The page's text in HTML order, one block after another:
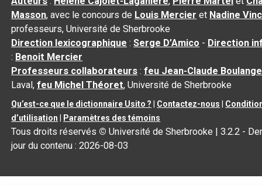
Masson, avec le concours de Louis Mercier et Nadine
professeurs, Université de Sherbrooke
Direction lexicographique :Serge D’Amico - Direction
: Benoit Mercier
Professeurs collaborateurs :feu Jean-Claude
Laval,feu Michel Théoret, Université de Sherbrooke
Qu’est-ce que le dictionnaire Usito ? Contactez-nous
d’utilisation
Paramètres des témoins
Tous droits réservés © Université de Sherbrooke |3.2.2 -
jour du contenu :2026-08-03